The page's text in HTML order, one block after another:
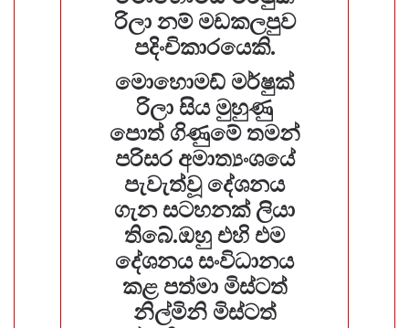
රිලා නම් මඩකලපුව
පදිංචිකාරයෙකි.
මොහොමඩ් මර්ෂුක්
රිලා සිය මුහුණු
පොත් ගිණුමේ තමන්
පරිසර අමාත්‍යංශයේ
පැවැත්වූ දේශනය
ගැන සටහනක් ලියා
තිබේ.ඔහු එහි එම
දේශනය සංවිධානය
කළ පත්මා මිස්ටත්
නිල්මිනි මිස්ටත්